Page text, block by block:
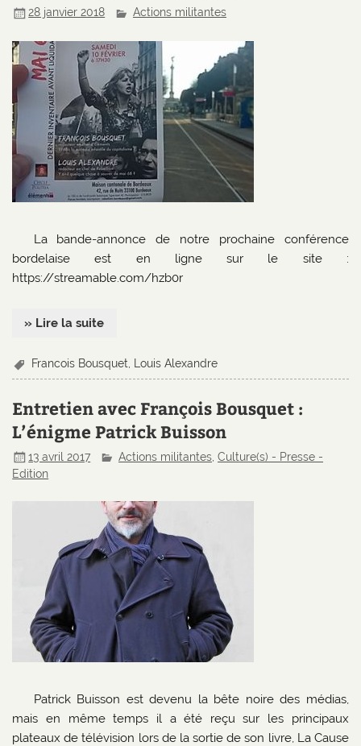
28 janvier 2018 Actions militantes
La bande-annonce de notre prochaine conférence
bordelaise est en ligne sur le site :
https://streamable.com/hzb0r
» Lire la suite
Francois Bousquet Louis Alexandre
Entretien avec François Bousquet :
L’énigme Patrick Buisson
13 avril 2017 Actions militantes ,Culture(s) - Presse -
Edition
Patrick Buisson est devenu la bête noire des médias,
mais en même temps il a été reçu sur les principaux
plateaux de télévision lors de la sortie de son livre, La Cause